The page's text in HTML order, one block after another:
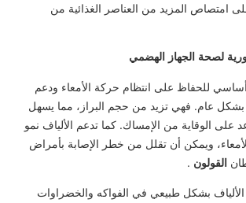
امتصاص المزيد من العناصر الغذائية من
لصحة الجهاز الهضمي
للحفاظ على انتظام حركة الأمعاء ودعم
عام. فهي تزيد من حجم البراز، مما يسهل
على الوقاية من الإمساك. كما تدعم الألياف نمو
الأمعاء، ويمكن أن تقلل من خطر الإصابة بأمراض
القولون .
بشكل طبيعي في الفواكه والخضراوات